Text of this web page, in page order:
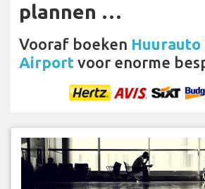
plannen …
Vooraf boeken Huurauto
Airport voor enorme